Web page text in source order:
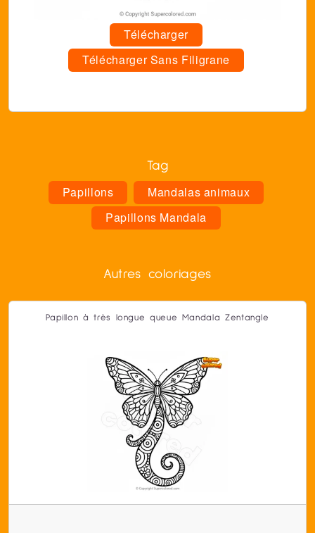
Télécharger
Télécharger Sans Filigrane
Tag
Papillons
Mandalas animaux
Papillons Mandala
Autres coloriages
Papillon à très longue queue Mandala Zentangle